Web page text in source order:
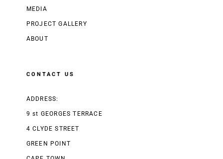
MEDIA
PROJECT GALLERY
ABOUT
CONTACT US
ADDRESS:
9 st GEORGES TERRACE
4 CLYDE STREET
GREEN POINT